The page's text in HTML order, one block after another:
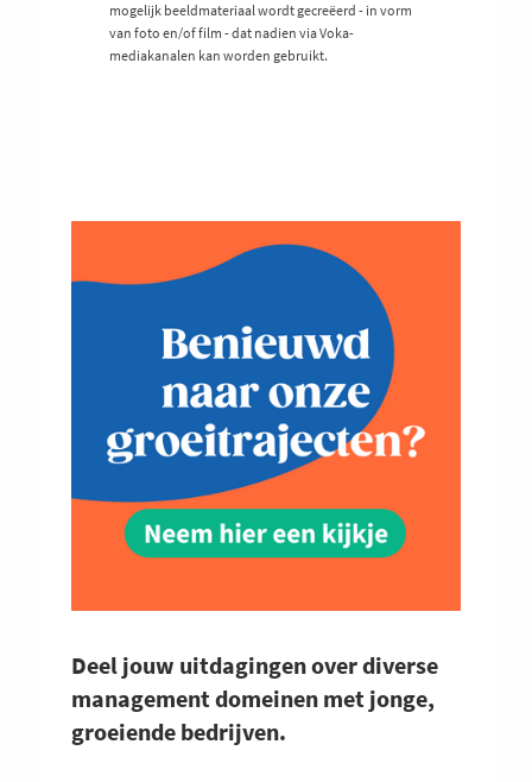
Deel jouw uitdagingen over diverse
management domeinen met jonge,
groeiende bedrijven.
mogelijk beeldmateriaal wordt gecreëerd - in vorm
van foto en/of film - dat nadien via Voka-
mediakanalen kan worden gebruikt.